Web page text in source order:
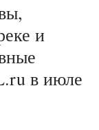
и
в июле